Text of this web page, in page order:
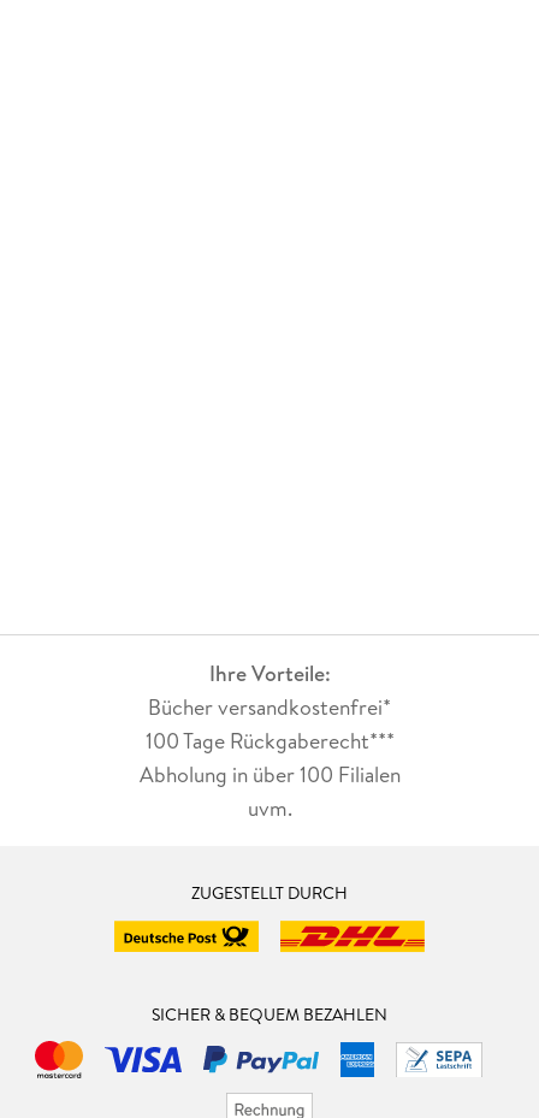
Ihre Vorteile:
Bücher versandkostenfrei*
100 Tage Rückgaberecht***
Abholung in über 100 Filialen
uvm.
ZUGESTELLT DURCH
SICHER & BEQUEM BEZAHLEN